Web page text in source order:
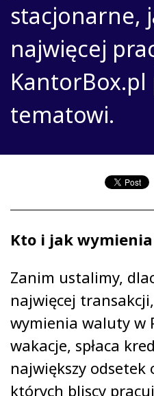
stacjonarne,
najwięcej
KantorBox.pl
tematowi.
Kto i jak
Zanim ustalimy,
najwięcej
wymienia waluty w
wakacje, spłaca
największy odsetek
których bliscy